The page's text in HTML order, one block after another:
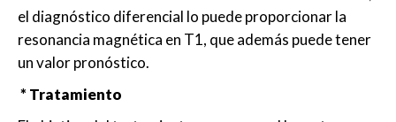
el diagnóstico diferencial lo puede proporcionar la
resonancia magnética en T1, que además puede tener
un valor pronóstico.
* Tratamiento